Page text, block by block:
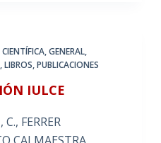
,GENERAL,
,LIBROS,PUBLICACIONES
IULCE
FERRER